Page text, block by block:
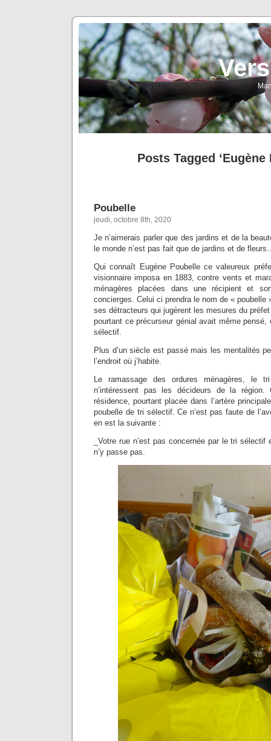
Posts Tagged ‘Eugène
Poubelle
jeudi, octobre 8th, 2020
Je n’aimerais parler que des jardins et de la
le monde n’est pas fait que de jardins et de
Qui connaît Eugène Poubelle ce valeureux
visionnaire imposa en 1883, contre vents et
ménagères placées dans une récipient et
concierges. Celui ci prendra le nom de « poubelle
ses détracteurs qui jugèrent les mesures du
pourtant ce précurseur génial avait même pensé,
sélectif.
Plus d’un siècle est passé mais les mentalités
l’endroit où j’habite.
Le ramassage des ordures ménagères, le
n’intéressent pas les décideurs de la région.
résidence, pourtant placée dans l’artère
poubelle de tri sélectif. Ce n’est pas faute de
en est la suivante :
_Votre rue n’est pas concernée par le tri
n’y passe pas.